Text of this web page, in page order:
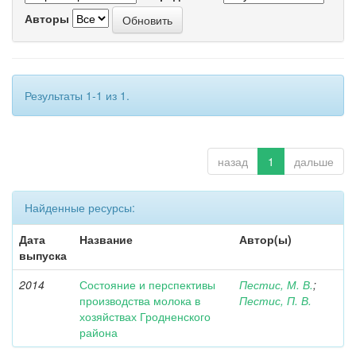
Авторы
Результаты 1-1 из 1.
назад 1 дальше
Найденные ресурсы:
Дата
выпуска
Название Автор(ы)
2014
Состояние и перспективы
производства молока в
хозяйствах Гродненского
района
Пестис, М. В.;
Пестис, П. В.